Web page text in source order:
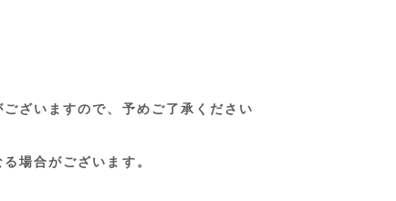
ざいますので、予めご了承ください
場合がございます。